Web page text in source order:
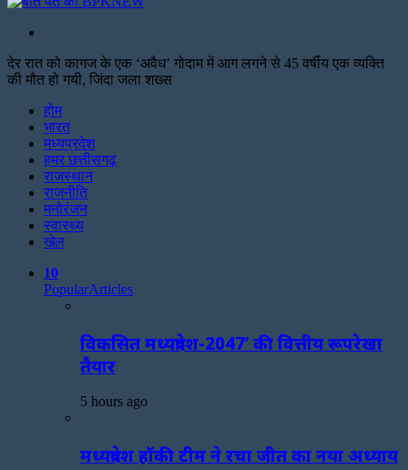
देर रात को कागज के एक ‘अवैध’ गोदाम में आग लगने से 45 वर्षीय एक व्यक्ति
की मौत हो गयी, जिंदा जला शख्स
होम
भारत
मध्यप्रदेश
हमर छत्तीसगढ़
राजस्थान
राजनीति
मनोरंजन
स्वास्थ्य
खेल
10
PopularArticles
विकसित मध्यप्रदेश-2047’ की वित्तीय रूपरेखा
तैयार
5 hours ago
मध्यप्रदेश हॉकी टीम ने रचा जीत का नया अध्याय